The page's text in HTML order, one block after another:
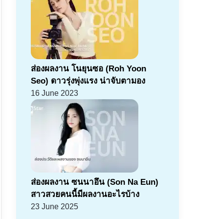
ส่องผลงาน โนยุนซอ (Roh Yoon
Seo) ดาวรุ่งพุ่งแรง น่าจับตามอง
16 June 2023
ส่องผลงาน ซนนาอึน (Son Na Eun)
สาวสวยคนนี้มีผลงานอะไรบ้าง
23 June 2025